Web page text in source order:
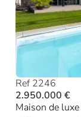
Ref 2246
2.950.000 €
Maison de